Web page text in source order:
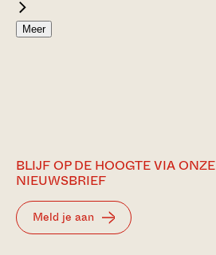
Meer
BLIJF OP DE HOOGTE VIA ONZE
NIEUWSBRIEF
Meld je aan